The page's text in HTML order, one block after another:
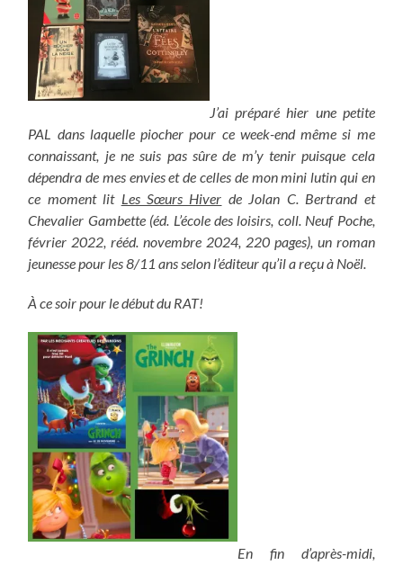
J’ai préparé hier une petite
PAL dans laquelle piocher pour ce week-end même si me
connaissant, je ne suis pas sûre de m’y tenir puisque cela
dépendra de mes envies et de celles de mon mini lutin qui en
ce moment lit Les Sœurs Hiver de Jolan C. Bertrand et
Chevalier Gambette (éd. L’école des loisirs, coll. Neuf Poche,
février 2022, rééd. novembre 2024, 220 pages), un roman
jeunesse pour les 8/11 ans selon l’éditeur qu’il a reçu à Noël.
À ce soir pour le début du RAT!
En fin d’après-midi,